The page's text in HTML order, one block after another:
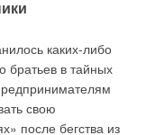
каких-либо
братьев в тайных
свою
после бегства из